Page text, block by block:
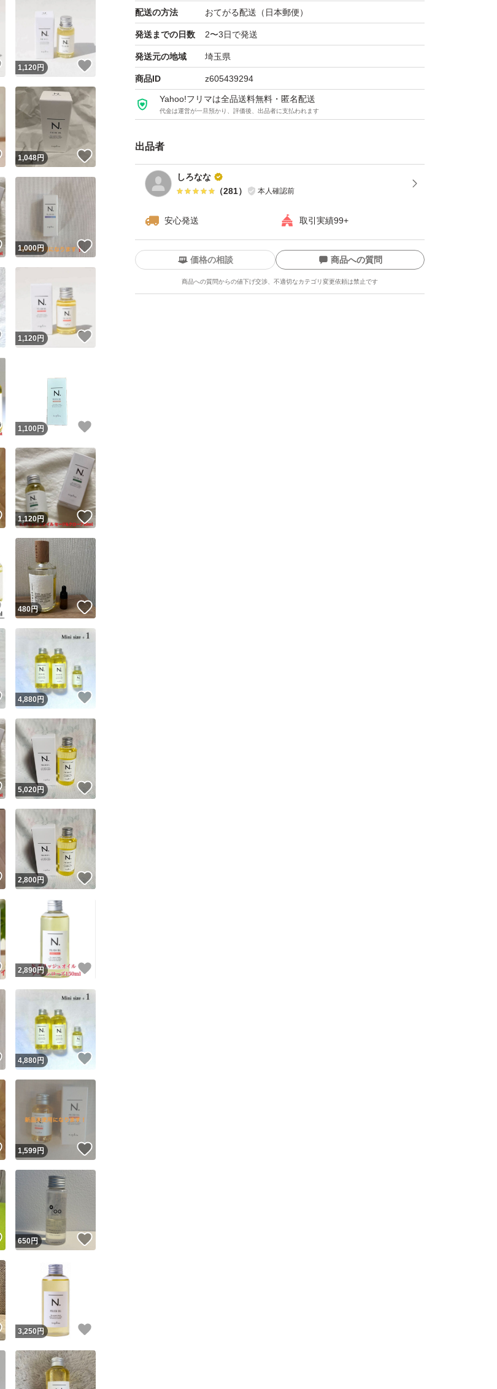
配送の方法 おてがる配送（日本郵便）
発送までの日数 2〜3日で発送
発送元の地域 埼玉県
商品ID z605439294
Yahoo!フリマは全品送料無料・匿名配送
代金は運営が一旦預かり、評価後、出品者に支払われます
出品者
しろなな
（281） 本人確認前
安心発送 取引実績99+
ユーザーの実績について
定の基準を満たしたユーザーにバッジを付与しています
Yahoo!フリマの基準をクリアした安心・安全なユーザーです
このユーザーはYahoo!フリマの取引を完了させた実績があります
このユーザーは他フリマサービスでの取引実績があります
表示であり、発送を保証しているものではありません
このユーザーは高頻度で24時間以内＆設定した発送日数内に発送してい
このユーザーは高頻度で24時間以内に発送しています
このユーザーは設定した発送日数内に発送しています
価格の相談 商品への質問
商品への質問からの値下げ交渉、不適切なカテゴリ変更依頼は禁止です
この商品の情報をコピーします
載は禁止されています
つき1回です
出品ページへ
キャンセル
いいね！
1,120 円
いいね！
1,048円
いいね！
1,000円
いいね！
1,120円
いいね！
1,100 円
いいね！
1,120円 いいね！
いいね！
480円 いいね！
いいね！
4,880円
いいね！
5,020円
いいね！
2,800円
いいね！
2,890円
いいね！
4,880円
いいね！
1,599円
いいね！
650円
いいね！
3,250 円